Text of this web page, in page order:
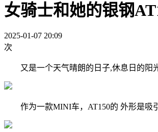
女骑士和她的银钢
2025-01-07 20:09
次
又是一个天气晴朗的日子,休息日的阳
作为一款MINI车，AT150的 外形是吸引